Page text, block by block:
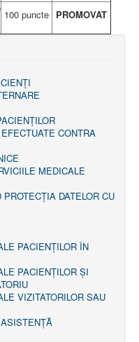
IMPLEMENTAREA
100 puncte PROMOVAT
CONTRA
MEDICALE
DATELOR CU
PACIENȚILOR ÎN
PACIENȚILOR ȘI
VIZITATORILOR SAU